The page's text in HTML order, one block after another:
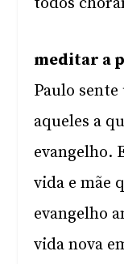
meditar a
Paulo
aqueles a
evangelho.
vida e mãe
evangelho
vida nova